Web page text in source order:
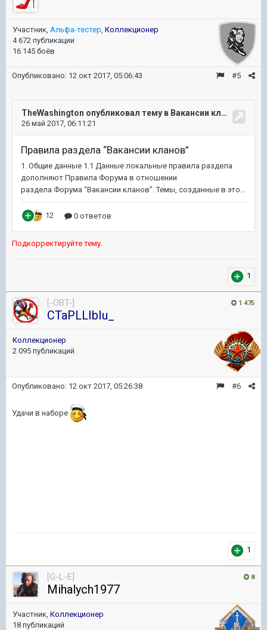
Участник, Альфа-тестер Коллекционер
4 672 публикации
16 145 боёв
#5
Опубликовано: 12 окт 2017, 05:06:43
Подкорректируйте тему.
1
1 475
[-OBT-]
CTaPLLIbIu_
Коллекционер
2 095 публикаций
#6
Опубликовано: 12 окт 2017, 05:26:38
Удачи в наборе
1
8
[G-L-E]
Mihalych1977
Участник, Коллекционер
18 публикаций